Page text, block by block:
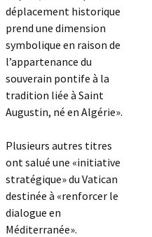
déplacement historique
prend une dimension
symbolique en raison de
l’appartenance du
souverain pontife à la
tradition liée à Saint
Augustin, né en Algérie».
Plusieurs autres titres
ont salué une «initiative
stratégique» du Vatican
destinée à «renforcer le
dialogue en
Méditerranée».